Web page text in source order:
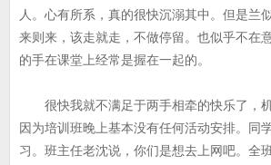
人。心有所系，真的很快沉溺其中。但是兰
来则来，该走就走，不做停留。也似乎不在
的手在课堂上经常是握在一起的。
很快我就不满足于两手相牵的快乐了，机
因为培训班晚上基本没有任何活动安排。同
习。班主任老沈说，你们是想去上网吧。全